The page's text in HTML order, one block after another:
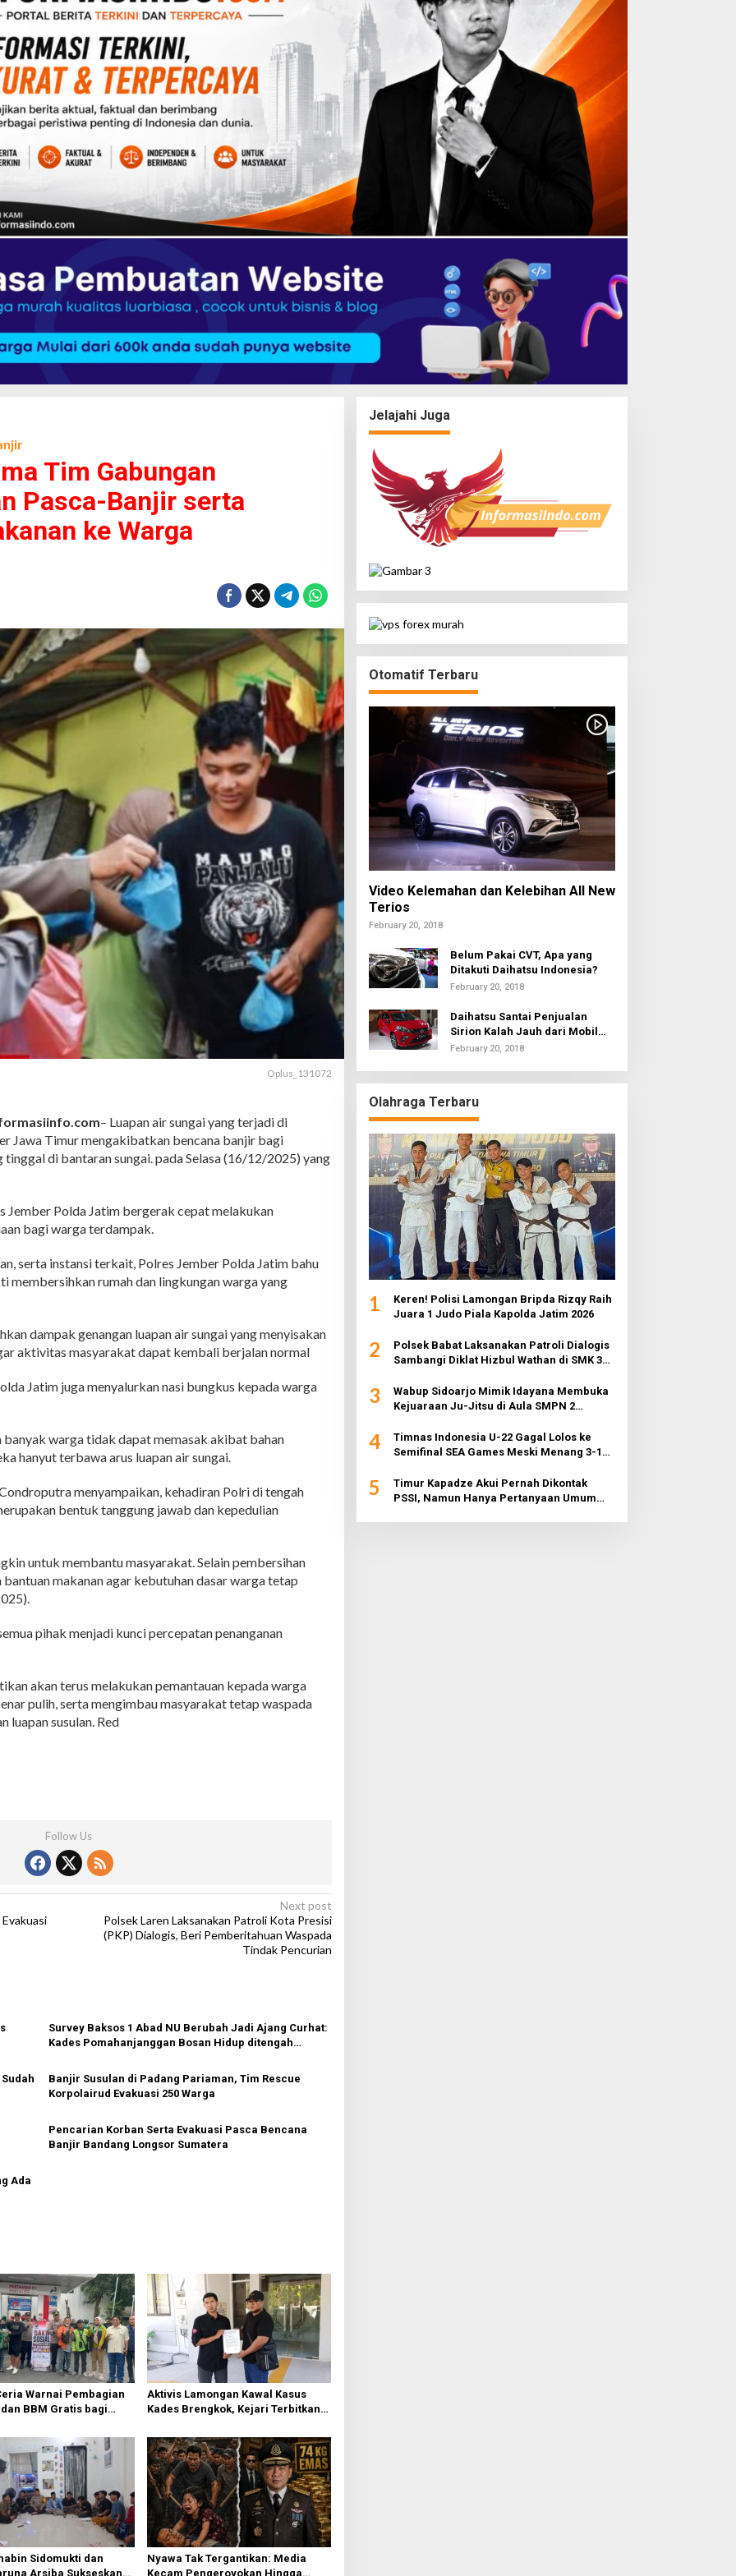
Tim Gabungan
Pasca-Banjir serta
ke Warga
Oplus_131072
– Luapan air sungai yang terjadi di
Jawa Timur mengakibatkan bencana banjir bagi
tinggal di bantaran sungai. pada Selasa (16/12/2025) yang
Jember Polda Jatim bergerak cepat melakukan
bagi warga terdampak.
serta instansi terkait, Polres Jember Polda Jatim bahu
membersihkan rumah dan lingkungan warga yang
dampak genangan luapan air sungai yang menyisakan
aktivitas masyarakat dapat kembali berjalan normal
Jatim juga menyalurkan nasi bungkus kepada warga
warga tidak dapat memasak akibat bahan
hanyut terbawa arus luapan air sungai.
menyampaikan, kehadiran Polri di tengah
bentuk tanggung jawab dan kepedulian
untuk membantu masyarakat. Selain pembersihan
makanan agar kebutuhan dasar warga tetap
pihak menjadi kunci percepatan penanganan
akan terus melakukan pemantauan kepada warga
pulih, serta mengimbau masyarakat tetap waspada
luapan susulan. Red
Follow Us
Next post
Polsek Laren Laksanakan Patroli Kota Presisi
(PKP) Dialogis, Beri Pemberitahuan Waspada
Tindak Pencurian
Survey Baksos 1 Abad NU Berubah Jadi Ajang Curhat:
Kades Pomahanjanggan Bosan Hidup ditengah
Banjir Susulan di Padang Pariaman, Tim Rescue
Korpolairud Evakuasi 250 Warga
Pencarian Korban Serta Evakuasi Pasca Bencana
Banjir Bandang Longsor Sumatera
Ada
Warnai Pembagian
BBM Gratis bagi
Aktivis Lamongan Kawal Kasus
Kades Brengkok, Kejari Terbitkan
Sidomukti dan
Arsiba Sukseskan
Nyawa Tak Tergantikan: Media
Kecam Pengeroyokan Hingga
Jelajahi Juga
Otomatif Terbaru
Video Kelemahan dan Kelebihan All New
Terios
February 20, 2018
Belum Pakai CVT, Apa yang
Ditakuti Daihatsu Indonesia?
February 20, 2018
Daihatsu Santai Penjualan
Sirion Kalah Jauh dari Mobil
LCGC
February 20, 2018
Olahraga Terbaru
1
Keren! Polisi Lamongan Bripda Rizqy Raih
Juara 1 Judo Piala Kapolda Jatim 2026
2
Polsek Babat Laksanakan Patroli Dialogis
Sambangi Diklat Hizbul Wathan di SMK 3
3
Wabup Sidoarjo Mimik Idayana Membuka
Kejuaraan Ju-Jitsu di Aula SMPN 2
4
Timnas Indonesia U-22 Gagal Lolos ke
Semifinal SEA Games Meski Menang 3-1
5
Timur Kapadze Akui Pernah Dikontak
PSSI, Namun Hanya Pertanyaan Umum